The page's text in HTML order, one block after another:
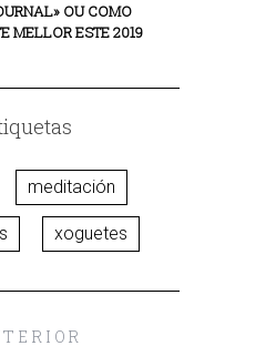
OU COMO
MELLOR ESTE 2019
meditación
xoguetes